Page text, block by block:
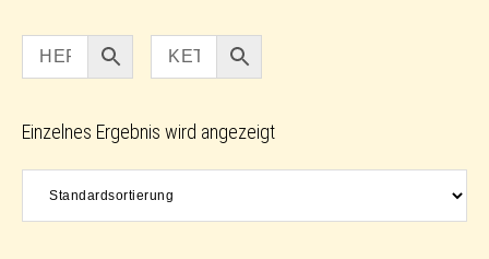
Einzelnes Ergebnis wird angezeigt